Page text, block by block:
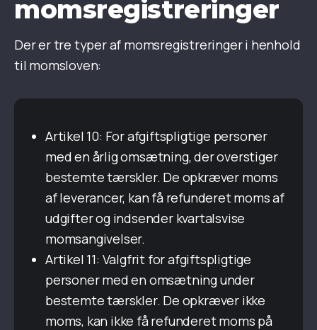
momsregistreringer
Der er tre typer af momsregistreringer i henhold
til momsloven:
Artikel 10: For afgiftspligtige personer
med en årlig omsætning, der overstiger
bestemte tærskler. De opkræver moms
af leverancer, kan få refunderet moms af
udgifter og indsender kvartalsvise
momsangivelser.
Artikel 11: Valgfrit for afgiftspligtige
personer med en omsætning under
bestemte tærskler. De opkræver ikke
moms, kan ikke få refunderet moms på